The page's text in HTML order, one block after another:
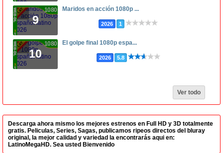
9
1080p Maridos en acción 1080p ...
2026 1
10
1080p El golpe final 1080p espa...
2026 5.8
Ver todo
Descarga ahora mismo los mejores estrenos en Full HD y 3D totalmente
gratis. Peliculas, Series, Sagas, publicamos ripeos directos del bluray
original, la mejor calidad y variedad la encontrarás aqui en:
LatinoMegaHD. Sea usted Bienvenido